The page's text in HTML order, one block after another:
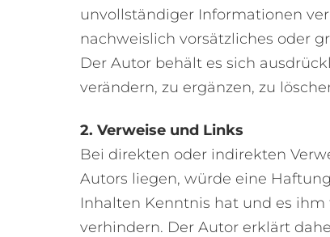
unvollständiger Informationen
nachweislich vorsätzliches oder
Der Autor behält es sich
verändern, zu ergänzen, zu
2. Verweise und Links
Bei direkten oder indirekten
Autors liegen, würde eine
Inhalten Kenntnis hat und es
verhindern. Der Autor erklärt